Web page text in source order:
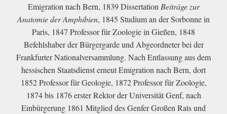
Emigration nach Bern, 1839 Dissertation Beiträge zur
Anatomie der Amphibien, 1845 Studium an der Sorbonne in
Paris, 1847 Professor für Zoologie in Gießen, 1848
Befehlshaber der Bürgergarde und Abgeordneter bei der
Frankfurter Nationalversammlung. Nach Entlassung aus dem
hessischen Staatsdienst erneut Emigration nach Bern, dort
1852 Professor für Geologie, 1872 Professor für Zoologie,
1874 bis 1876 erster Rektor der Universität Genf, nach
Einbürgerung 1861 Mitglied des Genfer Großen Rats und